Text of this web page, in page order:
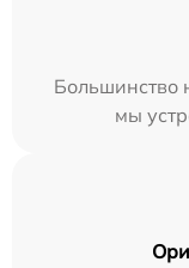
Большинство
мы